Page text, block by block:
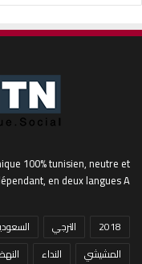
100% tunisien, neutre et
en deux langues A
2018 الترجي
المشيشي
النداء